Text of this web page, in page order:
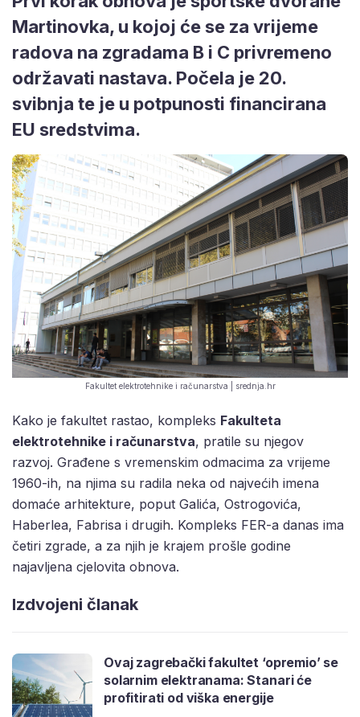
Martinovka, u kojoj će se za vrijeme
radova na zgradama B i C privremeno
održavati nastava. Počela je 20.
svibnja te je u potpunosti financirana
EU sredstvima.
Fakultet elektrotehnike i računarstva | srednja.hr
Kako je fakultet rastao, kompleks Fakulteta
elektrotehnike i računarstva, pratile su njegov
razvoj. Građene s vremenskim odmacima za vrijeme
1960-ih, na njima su radila neka od najvećih imena
domaće arhitekture, poput Galića, Ostrogovića,
Haberlea, Fabrisa i drugih. Kompleks FER-a danas ima
četiri zgrade, a za njih je krajem prošle godine
najavljena cjelovita obnova.
Izdvojeni članak
Ovaj zagrebački fakultet ‘opremio’ se
solarnim elektranama: Stanari će
profitirati od viška energije